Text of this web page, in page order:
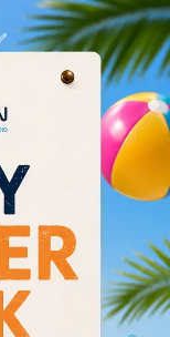
003151-206